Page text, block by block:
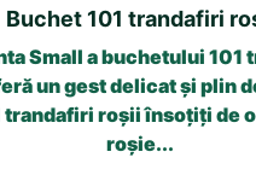
Buchet 101 trandafiri
Small a buchetului 101
un gest delicat și plin
trandafiri roșii însoțiți de
roșie...